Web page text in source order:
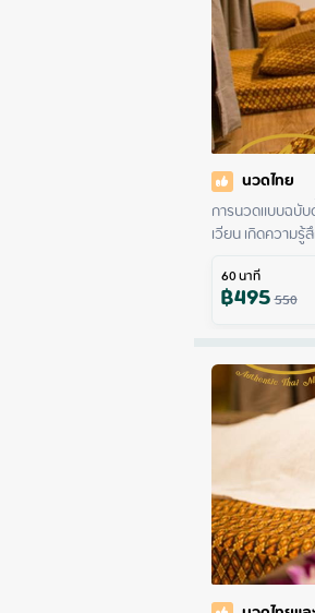
นวดไทย
การนวดแบบฉบั
เวียน เกิดความรู้
60นาที
฿495550